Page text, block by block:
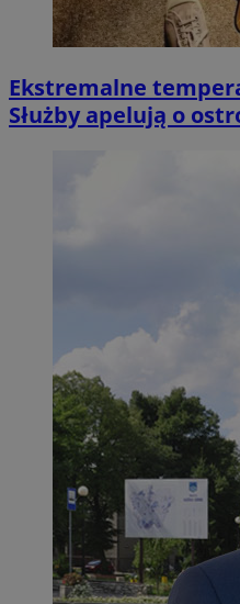
Ekstremalne
Służby apelują o